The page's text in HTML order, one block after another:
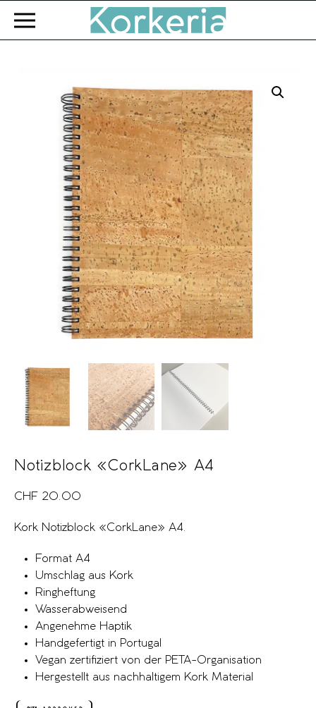
Zum Hauptinhalt springen
Notizblock «CorkLane» A4
CHF 20.00
Kork Notizblock «CorkLane» A4.
Format A4
Umschlag aus Kork
Ringheftung
Wasserabweisend
Angenehme Haptik
Handgefertigt in Portugal
Vegan zertifiziert von der PETA-Organisation
Hergestellt aus nachhaltigem Kork Material